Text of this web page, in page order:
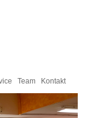
Team Kontakt